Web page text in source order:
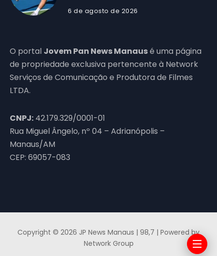
6 de agosto de 2026
O portal Jovem Pan News Manausé uma página
de propriedade exclusiva pertencente à Network
Serviços de Comunicação e Produtora de Filmes
LTDA.
CNPJ: 42.179.329/0001-01
Rua Miguel Ângelo, nº 04 – Adrianópolis –
Manaus/AM
CEP: 69057-083
Copyright © 2026 JP News Manaus | 98,7 | Powered by
Network Group